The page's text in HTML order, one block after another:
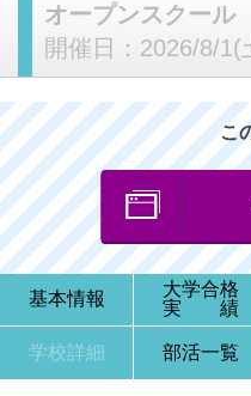
オープンスクール
開催日： 2026/8/1(
こ
基本情報
大学合格
実 績
学校詳細 部活一覧